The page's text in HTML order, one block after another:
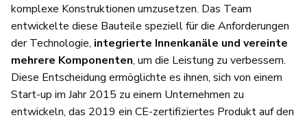
komplexe Konstruktionen umzusetzen. Das Team
entwickelte diese Bauteile speziell für die Anforderungen
der Technologie, integrierte Innenkanäle und vereinte
mehrere Komponenten, um die Leistung zu verbessern.
Diese Entscheidung ermöglichte es ihnen, sich von einem
Start-up im Jahr 2015 zu einem Unternehmen zu
entwickeln, das 2019 ein CE-zertifiziertes Produkt auf den